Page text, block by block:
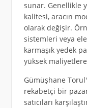
sunar. Genellikle
kalitesi, aracın
olarak değişir.
sistemleri veya
karmaşık yedek
yüksek
Gümüşhane
rekabetçi bir
satıcıları